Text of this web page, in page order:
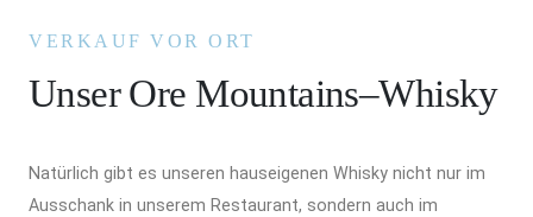
VERKAUF VOR ORT
Unser Ore Mountains–Whisky
Natürlich gibt es unseren hauseigenen Whisky nicht nur im
Ausschank in unserem Restaurant, sondern auch im